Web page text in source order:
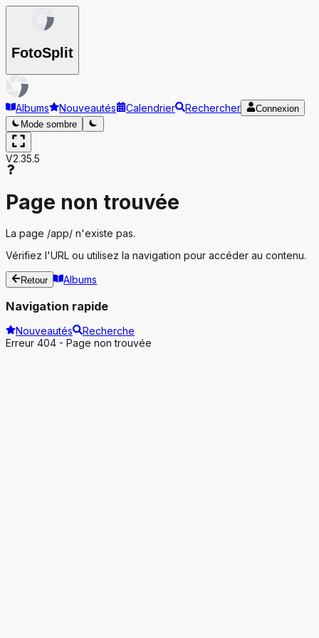
FotoSplit
Albums Nouveautés Calendrier Rechercher
Connexion
Mode sombre
V2.35.5
Page non trouvée
La page /app/ n'existe pas.
Vérifiez l'URL ou utilisez la navigation pour accéder au contenu.
Retour Albums
Navigation rapide
Nouveautés
Recherche
Erreur 404 - Page non trouvée